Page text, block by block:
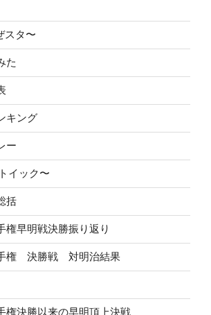
スタ〜
た
キング
ー
イック〜
括
権早明戦決勝振り返り
権 決勝戦 対明治結果
権決勝以来の早明頂上決戦